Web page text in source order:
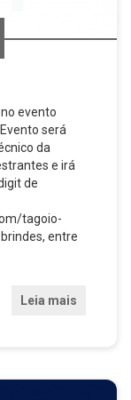
evento
será
da
e irá
de
tagoio-
entre
Leia mais